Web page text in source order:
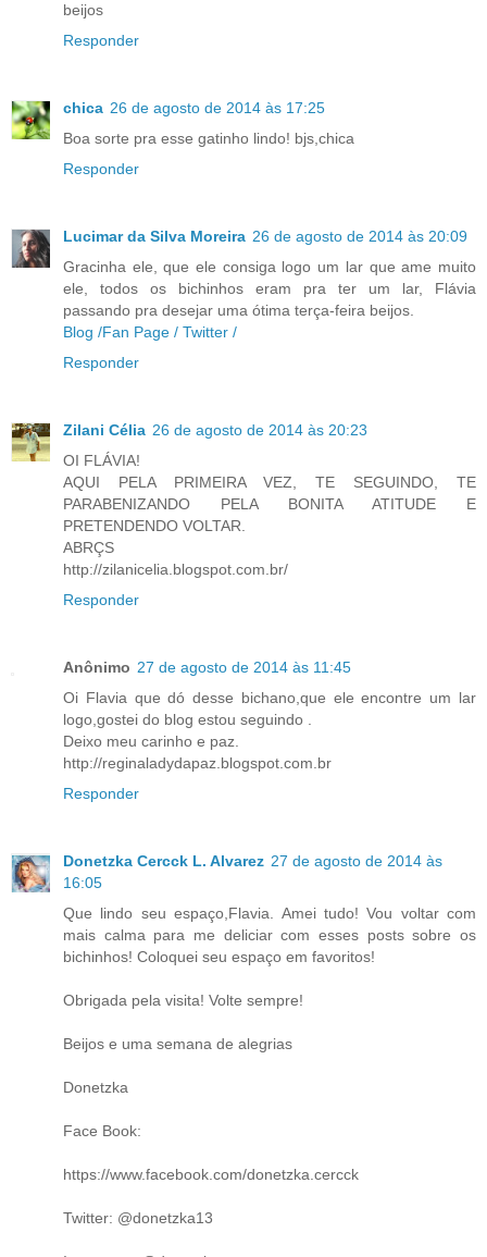
beijos
Responder
chica 26 de agosto de 2014 às 17:25
Boa sorte pra esse gatinho lindo! bjs,chica
Responder
Lucimar da Silva Moreira 26 de agosto de 2014 às 20:09
Gracinha ele, que ele consiga logo um lar que ame muito
ele, todos os bichinhos eram pra ter um lar, Flávia
passando pra desejar uma ótima terça-feira beijos.
Blog /Fan Page / Twitter /
Responder
Zilani Célia 26 de agosto de 2014 às 20:23
OI FLÁVIA!
AQUI PELA PRIMEIRA VEZ, TE SEGUINDO, TE
PARABENIZANDO PELA BONITA ATITUDE E
PRETENDENDO VOLTAR.
ABRÇS
http://zilanicelia.blogspot.com.br/
Responder
Anônimo 27 de agosto de 2014 às 11:45
Oi Flavia que dó desse bichano,que ele encontre um lar
logo,gostei do blog estou seguindo .
Deixo meu carinho e paz.
http://reginaladydapaz.blogspot.com.br
Responder
Donetzka Cercck L. Alvarez 27 de agosto de 2014 às
16:05
Que lindo seu espaço,Flavia. Amei tudo! Vou voltar com
mais calma para me deliciar com esses posts sobre os
bichinhos! Coloquei seu espaço em favoritos!
Obrigada pela visita! Volte sempre!
Beijos e uma semana de alegrias
Donetzka
Face Book:
https://www.facebook.com/donetzka.cercck
Twitter: @donetzka13